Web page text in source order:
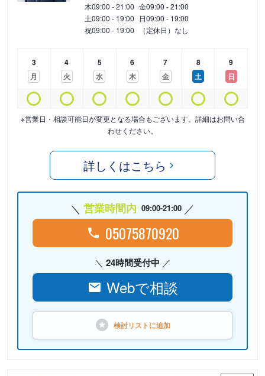
木09:00 - 21:00 金09:00 - 21:00
土09:00 - 19:00 日09:00 - 19:00
祝09:00 - 19:00 （定休日）なし
3
月
4
火
5
水
6
木
7
金
8
土
9
日
※営業日・相談可能日が変更となる場合もございます。詳細はお問い合
わせください。
詳しくはこちら
営業時間内 09:00-21:00
05075870920
24時間受付中
Webで相談
検討リストに追加